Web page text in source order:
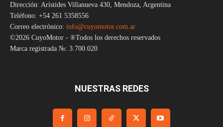
Dirección: Arístides Villanueva 430, Mendoza, Argentina
Teléfono: +54 261 5358556
Correo electrónico: info@cuyomotor.com.ar
©2026 CuyoMotor - ®Todos los derechos reservados
Marca registrada №: 3.700.020
NUESTRAS REDES